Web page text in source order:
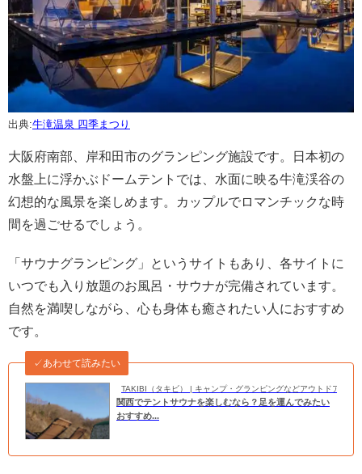
出典:牛滝温泉 四季まつり
大阪府南部、岸和田市のグランピング施設です。日本初の
水盤上に浮かぶドームテントでは、水面に映る牛滝渓谷の
幻想的な風景を楽しめます。カップルでロマンチックな時
間を過ごせるでしょう。
「サウナグランピング」というサイトもあり、各サイトに
いつでも入り放題のお風呂・サウナが完備されています。
自然を満喫しながら、心も身体も癒されたい人におすすめ
です。
TAKIBI（タキビ） | キャンプ・グランピングなどアウトドアの総
✓あわせて読みたい
関西でテントサウナを楽しむなら？足を運んでみたい
おすすめ...